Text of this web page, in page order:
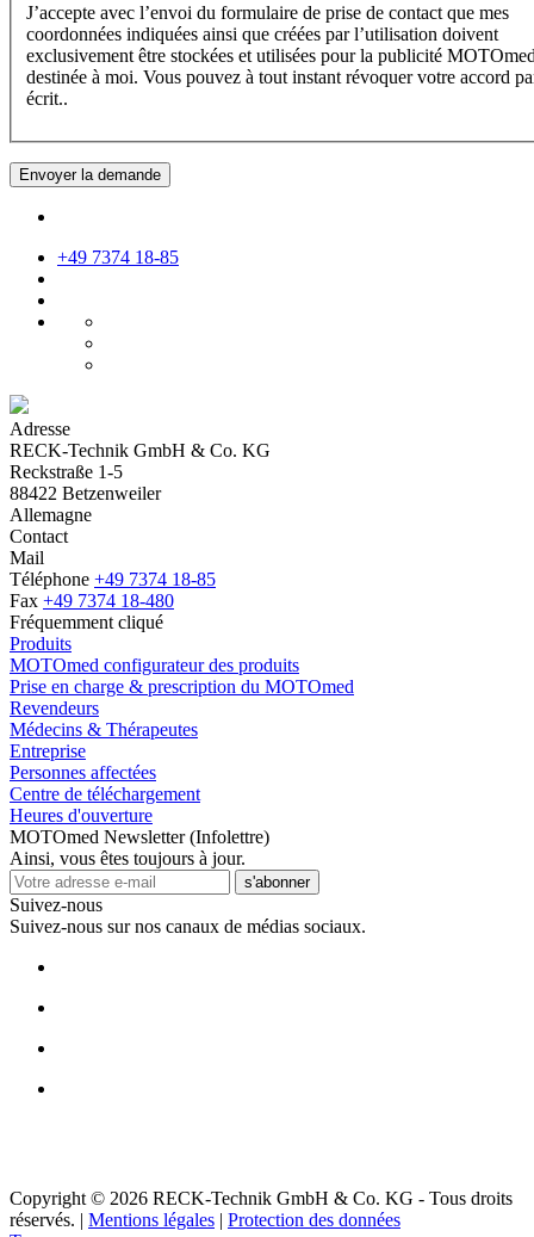
J’accepte avec l’envoi du formulaire de prise de contact que mes
coordonnées indiquées ainsi que créées par l’utilisation doivent
exclusivement être stockées et utilisées pour la publicité
destinée à moi. Vous pouvez à tout instant révoquer votre accord
écrit..
Envoyer la demande
+49 7374 18-85
Adresse
RECK-Technik GmbH & Co. KG
Reckstraße 1-5
88422 Betzenweiler
Allemagne
Contact
Mail
Téléphone +49 7374 18-85
Fax +49 7374 18-480
Fréquemment cliqué
Produits
MOTOmed configurateur des produits
Prise en charge & prescription du MOTOmed
Revendeurs
Médecins & Thérapeutes
Entreprise
Personnes affectées
Centre de téléchargement
Heures d'ouverture
MOTOmed Newsletter (Infolettre)
Ainsi, vous êtes toujours à jour.
s'abonner
Suivez-nous
Suivez-nous sur nos canaux de médias sociaux.
Copyright © 2026 RECK-Technik GmbH & Co. KG - Tous droits
réservés. | Mentions légales | Protection des données